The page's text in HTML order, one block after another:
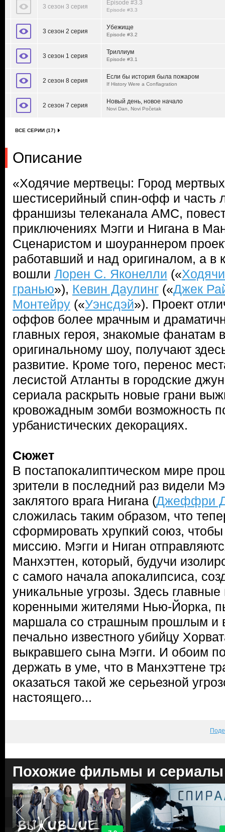
3 сезон 3 серия
Episode #3.3
Episode #3.3
3 сезон 2 серия
Убежище
Episode #3.2
3 сезон 1 серия
Триллиум
Episode #3.1
2 сезон 8 серия
Если бы история была пожаром
If History Were a Conflagration
2 сезон 7 серия
Новый день, новое начало
Novi Dan, Novi Početak
ВСЕ СЕРИИ (17)
Описание
«Ходячие мертвецы: Город
шестисерийный спин-офф и часть
франшизы телеканала AMC,
приключениях Мэгги и Нигана в
Сценаристом и шоураннером
работавший и над оригиналом, а в
вошли Лорен С. Яконелли («
гранью»), Кевин Даулинг («Джек
Монтейру («Уэнсдэй»). Проект
оффов более мрачным и
главных героя, знакомые фанатам
оригинальному шоу, получают
развитие. Кроме того, перенос
лесистой Атланты в городские
сериала раскрыть новые грани
кровожадным зомби возможность
урбанистических декорациях.
Сюжет
В постапокалиптическом мире
зрители в последний раз видели
заклятого врага Нигана (Джеффри
сложилась таким образом, что
сформировать хрупкий союз,
миссию. Мэгги и Ниган
Манхэттен, который, будучи
с самого начала апокалипсиса,
уникальные угрозы. Здесь главные
коренными жителями Нью-Йорка,
маршала со страшным прошлым и
печально известного убийцу
выкравшего сына Мэгги. И обоим
держать в уме, что в Манхэттене
оказаться такой же серьезной
настоящего...
Похожие фильмы и сериалы